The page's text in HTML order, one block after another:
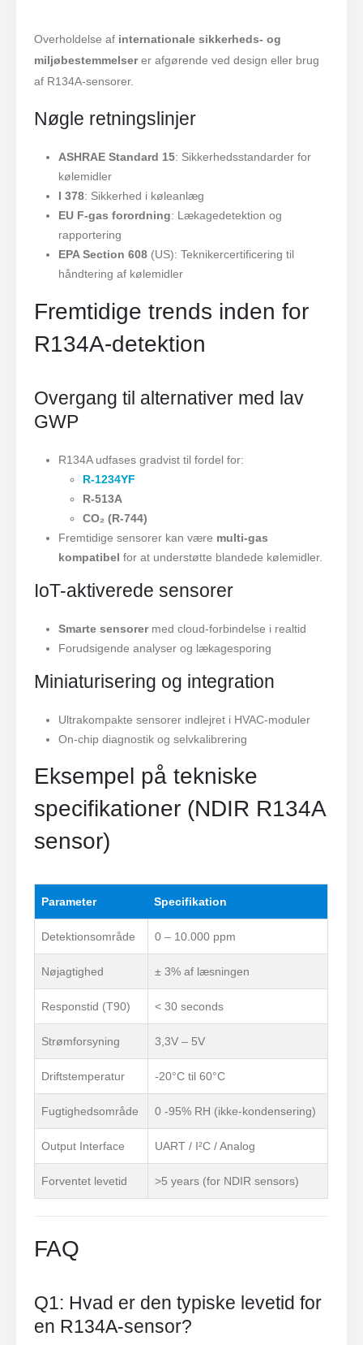
Overholdelse af internationale sikkerheds- og
miljøbestemmelserer afgørende ved design eller brug
af R134A-sensorer.
Nøgle retningslinjer
ASHRAE Standard 15: Sikkerhedsstandarder for
kølemidler
I 378: Sikkerhed i køleanlæg
EU F-gas forordning: Lækagedetektion og
rapportering
EPA Section 608(US): Teknikercertificering til
håndtering af kølemidler
Fremtidige trends inden for
R134A-detektion
Overgang til alternativer med lav
GWP
R134A udfases gradvist til fordel for:
R-1234YF
R-513A
CO₂ (R-744)
Fremtidige sensorer kan være multi-gas
kompatibel for at understøtte blandede kølemidler.
IoT-aktiverede sensorer
Smarte sensorermed cloud-forbindelse i realtid
Forudsigende analyser og lækagesporing
Miniaturisering og integration
Ultrakompakte sensorer indlejret i HVAC-moduler
On-chip diagnostik og selvkalibrering
Eksempel på tekniske
specifikationer (NDIR R134A
sensor)
Parameter Specifikation
Detektionsområde 0 – 10.000 ppm
Nøjagtighed ± 3% af læsningen
Responstid (T90) < 30 seconds
Strømforsyning 3,3V – 5V
Driftstemperatur -20°C til 60°C
Fugtighedsområde 0 -95% RH (ikke-kondensering)
Output Interface UART / I²C / Analog
Forventet levetid >5 years (for NDIR sensors)
FAQ
Q1: Hvad er den typiske levetid for
en R134A-sensor?